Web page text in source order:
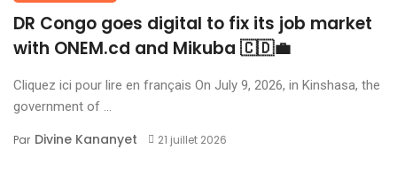
DR Congo goes digital to fix its job market
with ONEM.cd and Mikuba 🇨🇩💼
Cliquez ici pour lire en français On July 9, 2026, in Kinshasa, the
government of ...
Par Divine Kananyet 21 juillet 2026